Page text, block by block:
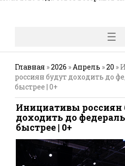
☰
Главная »2026 »Апрель »20 »
россиян будут доходить до
быстрее | 0+
Инициативы россиян
доходить до
быстрее | 0+